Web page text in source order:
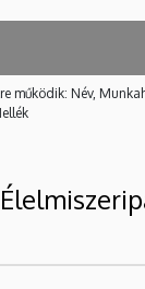
működik: Név,